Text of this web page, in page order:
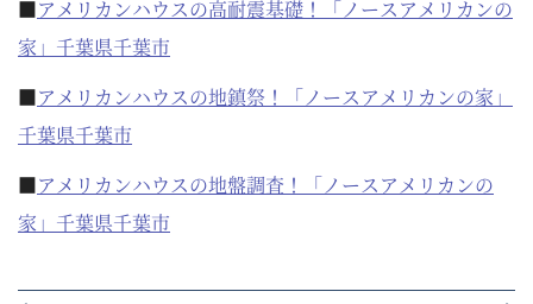
■アメリカンハウスの高耐震基礎！「ノースアメリカンの
家」千葉県千葉市
■アメリカンハウスの地鎮祭！「ノースアメリカンの家」
千葉県千葉市
■アメリカンハウスの地盤調査！「ノースアメリカンの
家」千葉県千葉市